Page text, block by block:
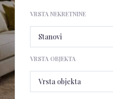
VRSTA NEKRETNINE
VRSTA OBJEKTA